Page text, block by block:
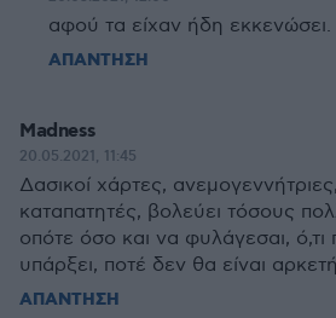
αφού τα είχαν ήδη εκκενώσει.
ΑΠΑΝΤΗΣΗ
Madness
20.05.2021, 11:45
Δασικοί χάρτες,
καταπατητές, βολεύει τόσους
οπότε όσο και να φυλάγεσαι,
υπάρξει, ποτέ δεν θα είναι
ΑΠΑΝΤΗΣΗ